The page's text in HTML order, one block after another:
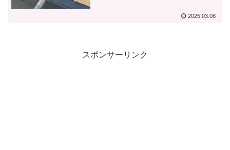
2025.03.08
スポンサーリンク